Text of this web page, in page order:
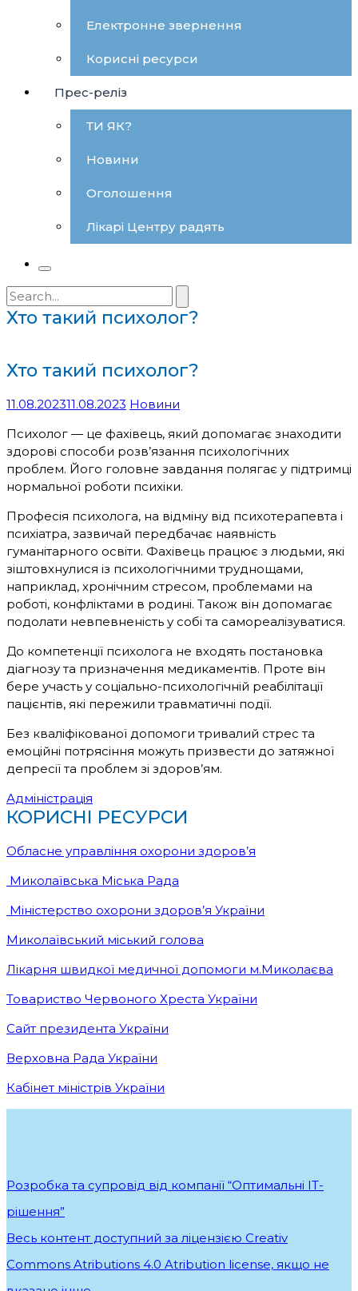
Електронне звернення
Корисні ресурси
Прес-реліз
ТИ ЯК?
Новини
Оголошення
Лікарі Центру радять
Search
for:
Хто такий психолог?
Хто такий психолог?
11.08.202311.08.2023 Новини
Психолог — це фахівець, який допомагає знаходити
здорові способи розв’язання психологічних
проблем. Його головне завдання полягає у підтримці
нормальної роботи психіки.
Професія психолога, на відміну від психотерапевта і
психіатра, зазвичай передбачає наявність
гуманітарного освіти. Фахівець працює з людьми, які
зіштовхнулися із психологічними труднощами,
наприклад, хронічним стресом, проблемами на
роботі, конфліктами в родині. Також він допомагає
подолати невпевненість у собі та самореалізуватися.
До компетенції психолога не входять постановка
діагнозу та призначення медикаментів. Проте він
бере участь у соціально-психологічній реабілітації
пацієнтів, які пережили травматичні події.
Без кваліфікованої допомоги тривалий стрес та
емоційні потрясіння можуть призвести до затяжної
депресії та проблем зі здоров’ям.
Адміністрація
КОРИСНІ РЕСУРСИ
Обласне управління охорони здоров’я
Миколаївська Міська Рада
Міністерство охорони здоров’я України
Миколаївський міський голова
Лікарня швидкої медичної допомоги м.Миколаєва
Товариство Червоного Хреста України
Сайт президента України
Верховна Рада України
Кабінет міністрів України
Розробка та супровід від компанії “Оптимальні ІТ-
рішення”.
Весь контент доступний за ліцензією Creativ
Commons Atributions 4.0 Atribution license, якщо не